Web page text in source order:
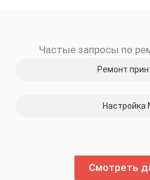
Частые запросы по
Ремонт
Смотреть